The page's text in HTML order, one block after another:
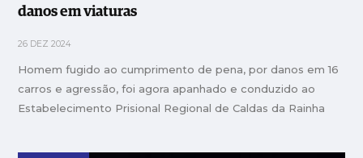
danos em viaturas
26 DEZ 2024
Homem fugido ao cumprimento de pena, por danos em 16
carros e agressão, foi agora apanhado e conduzido ao
Estabelecimento Prisional Regional de Caldas da Rainha